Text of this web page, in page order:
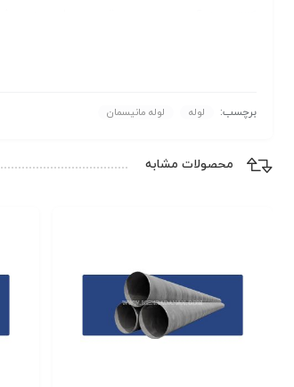
برچسب: لوله لوله مانیسمان
محصولات مشابه